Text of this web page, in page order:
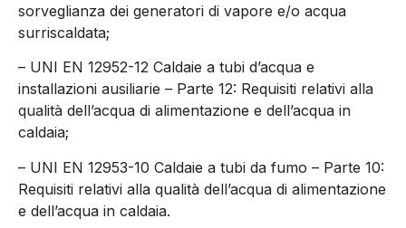
sorveglianza dei generatori di vapore e/o acqua
surriscaldata;
– UNI EN 12952-12 Caldaie a tubi d’acqua e
installazioni ausiliarie – Parte 12: Requisiti relativi alla
qualità dell’acqua di alimentazione e dell’acqua in
caldaia;
– UNI EN 12953-10 Caldaie a tubi da fumo – Parte 10:
Requisiti relativi alla qualità dell’acqua di alimentazione
e dell’acqua in caldaia.